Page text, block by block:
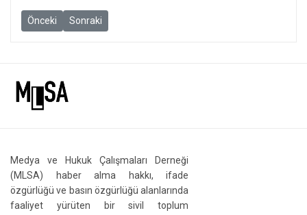
Önceki makale: Journalism and freedom of expression trials:
Önceki Sonraki makale: Journalists who were subjected to
Sonraki
Medya ve Hukuk Çalışmaları Derneği
(MLSA) haber alma hakkı, ifade
özgürlüğü ve basın özgürlüğü alanlarında
faaliyet yürüten bir sivil toplum